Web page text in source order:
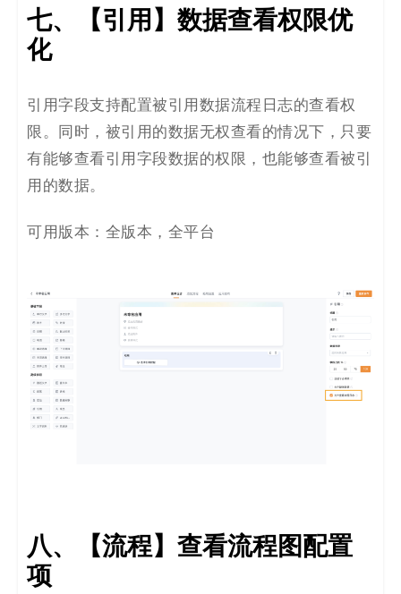
七、【引用】数据查看权限优
化
引用字段支持配置被引用数据流程日志的查看权
限。同时，被引用的数据无权查看的情况下，只要
有能够查看引用字段数据的权限，也能够查看被引
用的数据。
可用版本：全版本，全平台
八、【流程】查看流程图配置
项